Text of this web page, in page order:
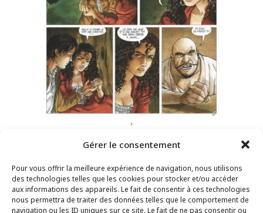
Gérer le consentement
Pour vous offrir la meilleure expérience de navigation, nous utilisons
des technologies telles que les cookies pour stocker et/ou accéder
aux informations des appareils. Le fait de consentir à ces technologies
nous permettra de traiter des données telles que le comportement de
navigation ou les ID uniques sur ce site. Le fait de ne pas consentir ou